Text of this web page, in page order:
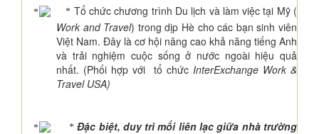
* Tổ chức chương trình Du lịch và làm việc tại Mỹ (
Work and Travel) trong dịp Hè cho các bạn sinh viên
Việt Nam. Đây là cơ hội nâng cao khả năng tiếng Anh
và trải nghiệm cuộc sống ở nước ngoài hiệu quả
nhất. (Phối hợp với tổ chức InterExchange Work &
Travel USA)
*Đặc biệt, duy trì mối liên lạc giữa nhà trường